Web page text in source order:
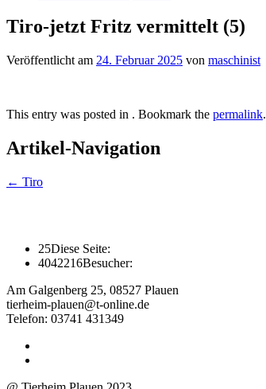
Tiro-jetzt Fritz vermittelt (5)
Veröffentlicht am 24. Februar 2025 von maschinist
This entry was posted in . Bookmark the permalink.
Artikel-Navigation
← Tiro
25Diese Seite:
4042216Besucher:
Am Galgenberg 25, 08527 Plauen
tierheim-plauen@t-online.de
Telefon: 03741 431349